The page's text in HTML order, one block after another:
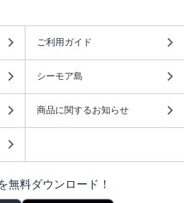
ご利用ガイド
シーモア島
商品に関するお知らせ
無料ダウンロード！